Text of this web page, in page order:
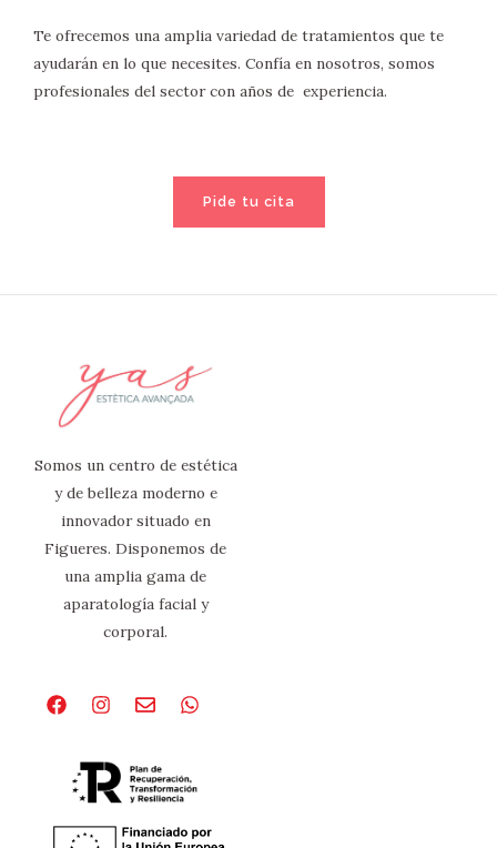
Te ofrecemos una amplia variedad de tratamientos que te
ayudarán en lo que necesites. Confía en nosotros, somos
profesionales del sector con años de experiencia.
Pide tu cita
Somos un centro de estética
y de belleza moderno e
innovador situado en
Figueres. Disponemos de
una amplia gama de
aparatología facial y
corporal.
FacebookInstagram
EnvelopeWhatsapp